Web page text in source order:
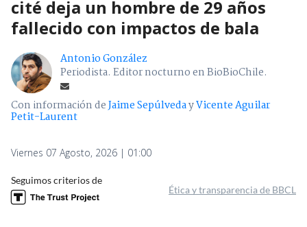
cité deja un hombre de 29 años
fallecido con impactos de bala
Antonio González
Periodista. Editor nocturno en BioBioChile.
Con información deJaime SepúlvedayVicente Aguilar
Petit-Laurent
Viernes 07 Agosto, 2026 | 01:00
Seguimos criterios de
Ética y transparencia de BBCL